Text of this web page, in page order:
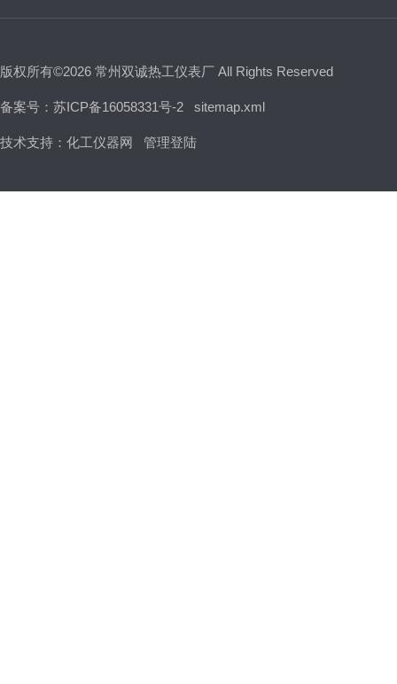
版权所有©2026 常州双诚热工仪表厂 All Rights Reserved
备案号：苏ICP备16058331号-2 sitemap.xml
技术支持： 化工仪器网 管理登陆